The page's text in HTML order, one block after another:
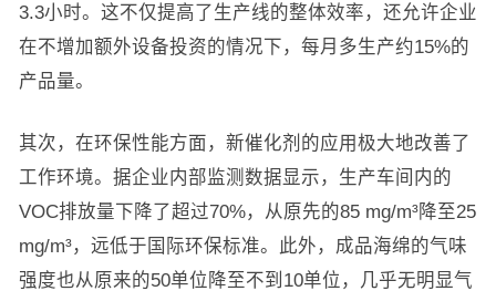
3.3小时。这不仅提高了生产线的整体效率，还允许企业
在不增加额外设备投资的情况下，每月多生产约15%的
产品量。
其次，在环保性能方面，新催化剂的应用极大地改善了
工作环境。据企业内部监测数据显示，生产车间内的
VOC排放量下降了超过70%，从原先的85 mg/m³降至25
mg/m³，远低于国际环保标准。此外，成品海绵的气味
强度也从原来的50单位降至不到10单位，几乎无明显气